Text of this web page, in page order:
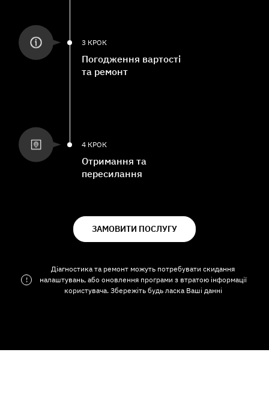
3 КРОК
Погодження вартості
та ремонт
4 КРОК
Отримання та
пересилання
ЗАМОВИТИ ПОСЛУГУ
!
Діагностика та ремонт можуть потребувати скидання
налаштувань, або оновлення програми з втратою інформації
користувача. Збережіть будь ласка Ваші данні